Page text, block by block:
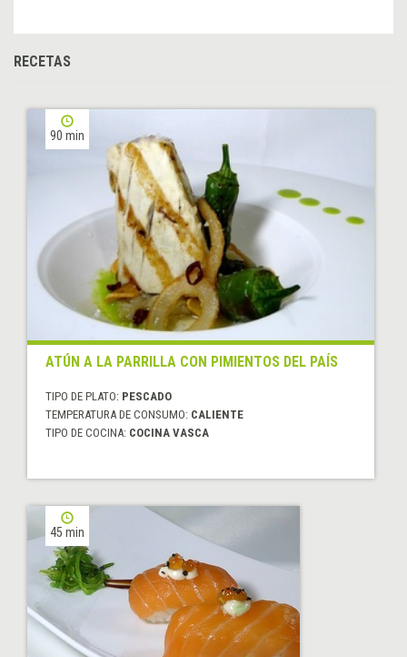
RECETAS
90 min
ATÚN A LA PARRILLA CON PIMIENTOS DEL PAÍS
TIPO DE PLATO: PESCADO
TEMPERATURA DE CONSUMO: CALIENTE
TIPO DE COCINA: COCINA VASCA
45 min